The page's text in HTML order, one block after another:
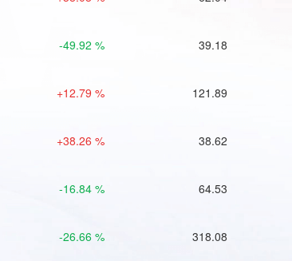
-49.92 % 39.18
+12.79 % 121.89
+38.26 % 38.62
-16.84 % 64.53
-26.66 % 318.08